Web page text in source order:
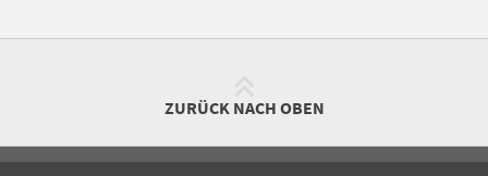
ZURÜCK NACH OBEN